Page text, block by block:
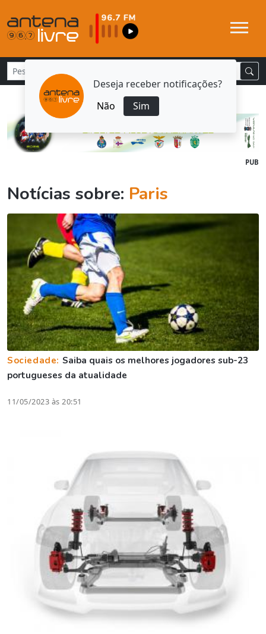
Deseja receber notificações?
Não
Sim
PUB
Notícias sobre: Paris
Sociedade: Saiba quais os melhores jogadores sub-23
portugueses da atualidade
11/05/2023 às 20:51